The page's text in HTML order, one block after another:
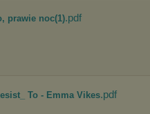
prawie noc(1).pdf
To - Emma Vikes.pdf